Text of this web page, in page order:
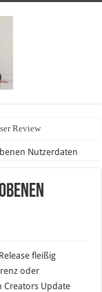
Review
Nutzerdaten
fleißig
oder
Creators Update